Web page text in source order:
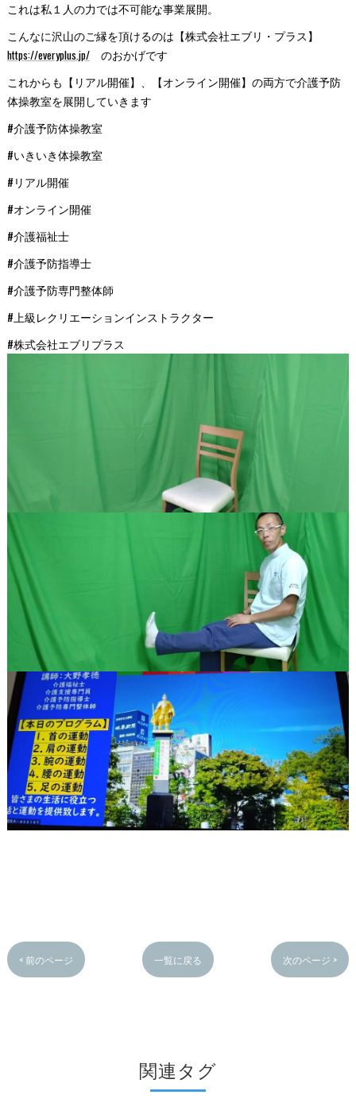
これは私１人の力では不可能な事業展開。
こんなに沢山のご縁を頂けるのは【株式会社エブリ・プラス】
https://everyplus.jp/のおかげです
これからも【リアル開催】、【オンライン開催】の両方で介護予防
体操教室を展開していきます
#介護予防体操教室
#いきいき体操教室
#リアル開催
#オンライン開催
#介護福祉士
#介護予防指導士
#介護予防専門整体師
#上級レクリエーションインストラクター
#株式会社エブリプラス
< 前のページ 一覧に戻る 次のページ >
関連タグ